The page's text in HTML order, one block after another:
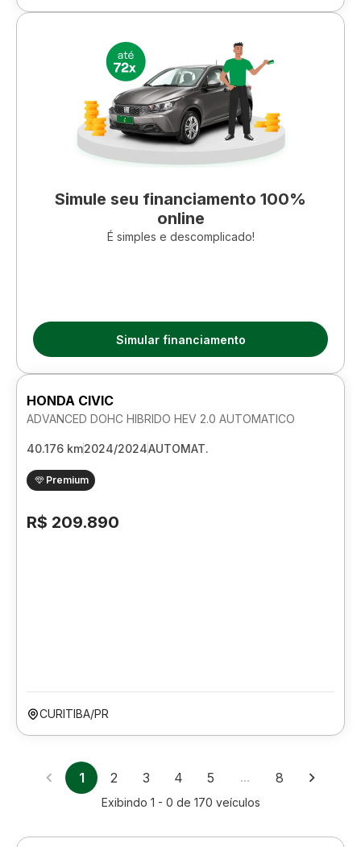
Simule seu financiamento 100%
online
É simples e descomplicado!
Simular financiamento
HONDA CIVIC
ADVANCED DOHC HIBRIDO HEV 2.0 AUTOMATICO
40.176 km2024/2024AUTOMAT.
Premium
R$ 209.890
CURITIBA/PR
1 2 3 4 5 … 8
Exibindo 1 - 0 de 170 veículos